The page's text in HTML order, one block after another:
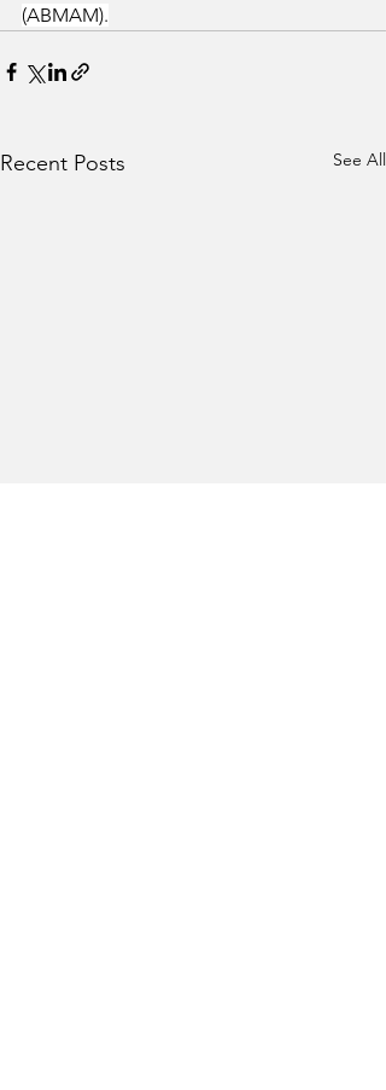
(ABMAM).
Recent Posts See All